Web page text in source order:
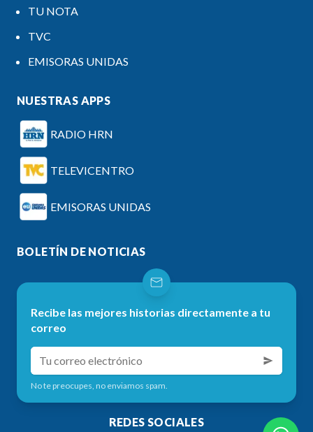
TU NOTA
TVC
EMISORAS UNIDAS
NUESTRAS APPS
RADIO HRN
TELEVICENTRO
EMISORAS UNIDAS
BOLETÍN DE NOTICIAS
Recibe las mejores historias directamente a tu
correo
No te preocupes, no enviamos spam.
REDES SOCIALES